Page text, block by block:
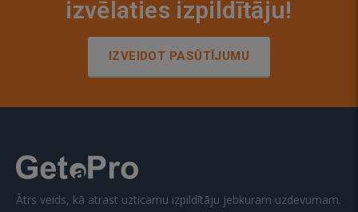
izvēlaties izpildītāju!
IZVEIDOT PASŪTĪJUMU
Ātrs veids, kā atrast uzticamu izpildītāju jebkuram uzdevumam.